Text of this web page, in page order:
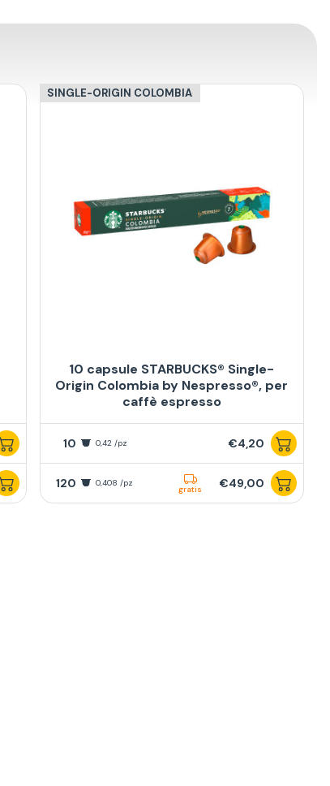
SINGLE-ORIGIN COLOMBIA
10 capsule STARBUCKS® Single-
Origin Colombia by Nespresso®, per
caffè espresso
10 0,42 /pz €4,20
120 0,408 /pz
gratis €49,00